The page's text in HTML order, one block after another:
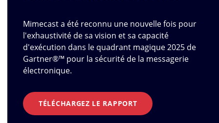
Mimecast a été reconnu une nouvelle fois pour
l'exhaustivité de sa vision et sa capacité
d'exécution dans le quadrant magique 2025 de
Gartner®™ pour la sécurité de la messagerie
électronique.
TÉLÉCHARGEZ LE RAPPORT